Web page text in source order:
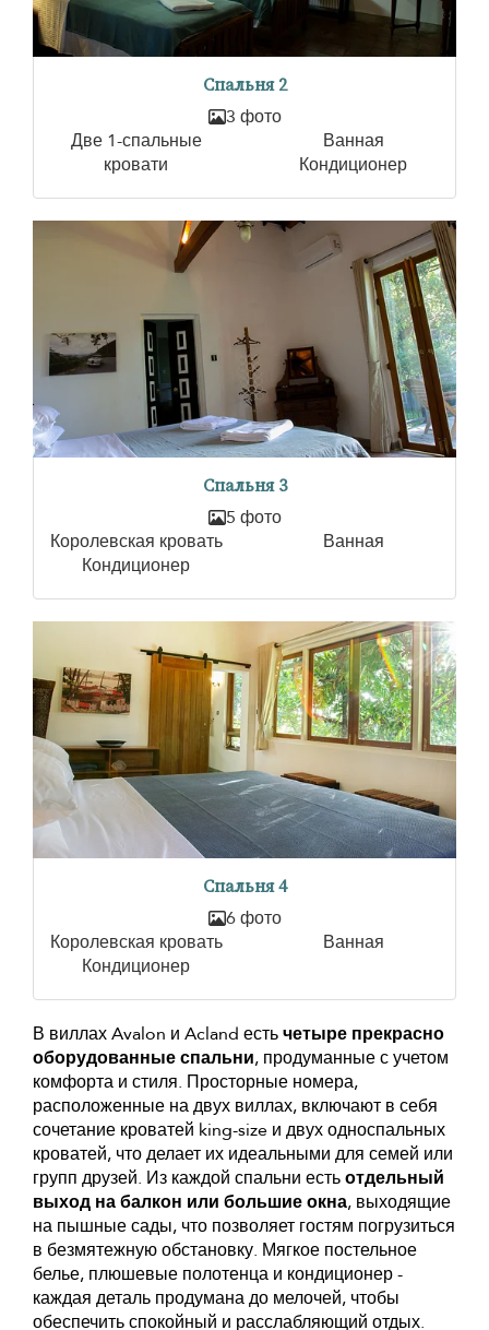
Спальня 2
3 фото
Две 1-спальные
кровати
Ванная
Кондиционер
Спальня 3
5 фото
Королевская кровать
Ванная
Кондиционер
Спальня 4
6 фото
Королевская кровать
Ванная
Кондиционер
В виллах Avalon и Acland естьчетыре прекрасно
оборудованные спальни, продуманные с учетом
комфорта и стиля. Просторные номера,
расположенные на двух виллах, включают в себя
сочетание кроватей king-size и двух односпальных
кроватей, что делает их идеальными для семей или
групп друзей. Из каждой спальни естьотдельный
выход на балкон или большие окна, выходящие
на пышные сады, что позволяет гостям погрузиться
в безмятежную обстановку. Мягкое постельное
белье, плюшевые полотенца и кондиционер -
каждая деталь продумана до мелочей, чтобы
обеспечить спокойный и расслабляющий отдых.